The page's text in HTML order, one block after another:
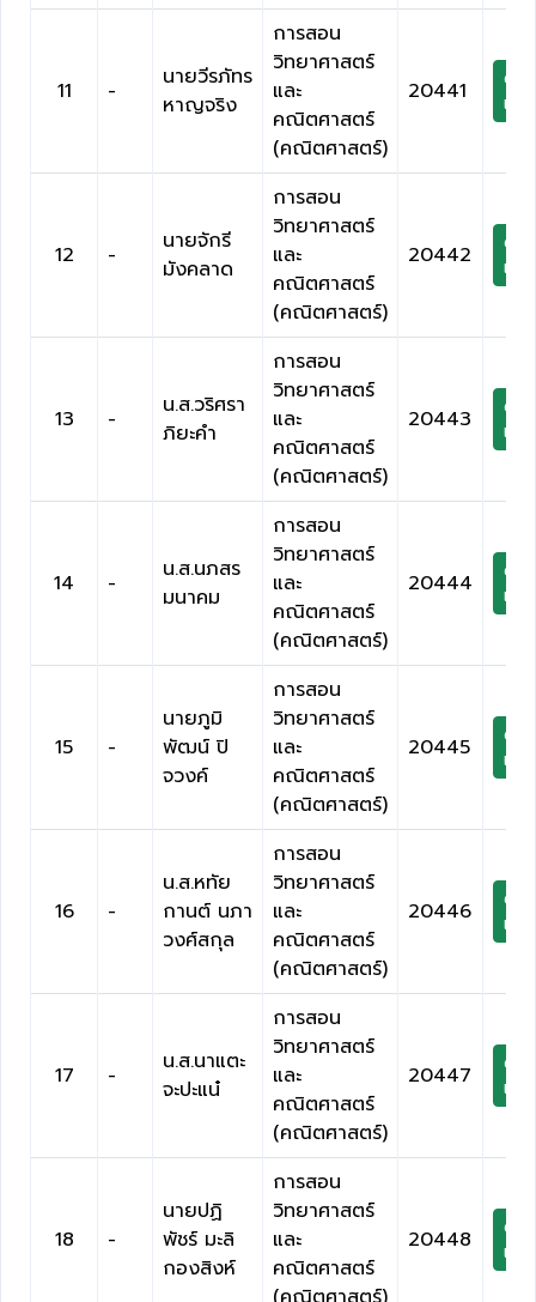
11 -
นายวีรภัทร
หาญจริง
การสอน
วิทยาศาสตร์
และ
คณิตศาสตร์
(คณิตศาสตร์)
20441
ดา
เกี
12 -
นายจักรี
มังคลาด
การสอน
วิทยาศาสตร์
และ
คณิตศาสตร์
(คณิตศาสตร์)
20442
ดา
เกี
13 -
น.ส.วริศรา
ภิยะคำ
การสอน
วิทยาศาสตร์
และ
คณิตศาสตร์
(คณิตศาสตร์)
20443
ดา
เกี
14 -
น.ส.นภสร
มนาคม
การสอน
วิทยาศาสตร์
และ
คณิตศาสตร์
(คณิตศาสตร์)
20444
ดา
เกี
15 -
นายภูมิ
พัฒน์ ปิ
จวงค์
การสอน
วิทยาศาสตร์
และ
คณิตศาสตร์
(คณิตศาสตร์)
20445
ดา
เกี
16 -
น.ส.หทัย
กานต์ นภา
วงศ์สกุล
การสอน
วิทยาศาสตร์
และ
คณิตศาสตร์
(คณิตศาสตร์)
20446
ดา
เกี
17 -
น.ส.นาแตะ
จะปะแน๋
การสอน
วิทยาศาสตร์
และ
คณิตศาสตร์
(คณิตศาสตร์)
20447
ดา
เกี
18 -
นายปฏิ
พัชร์ มะลิ
กองสิงห์
การสอน
วิทยาศาสตร์
และ
คณิตศาสตร์
20448
ดา
เกี